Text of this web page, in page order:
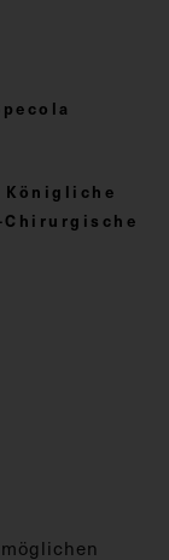
Königliche